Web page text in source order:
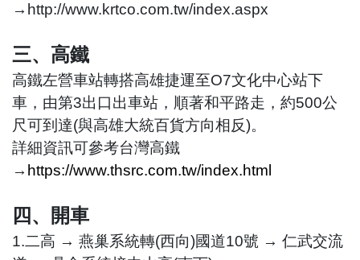
→http://www.krtco.com.tw/index.aspx
三、高鐵
高鐵左營車站轉搭高雄捷運至O7文化中心站下
車，由第3出口出車站，順著和平路走，約500公
尺可到達(與高雄大統百貨方向相反)。
詳細資訊可參考台灣高鐵
→ https://www.thsrc.com.tw/index.html
四、開車
1.二高 → 燕巢系統轉(西向)國道10號 → 仁武交流